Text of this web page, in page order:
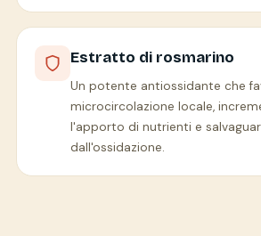
Estratto di rosmarino
Un potente antiossidante che
microcircolazione locale,
l'apporto di nutrienti e
dall'ossidazione.